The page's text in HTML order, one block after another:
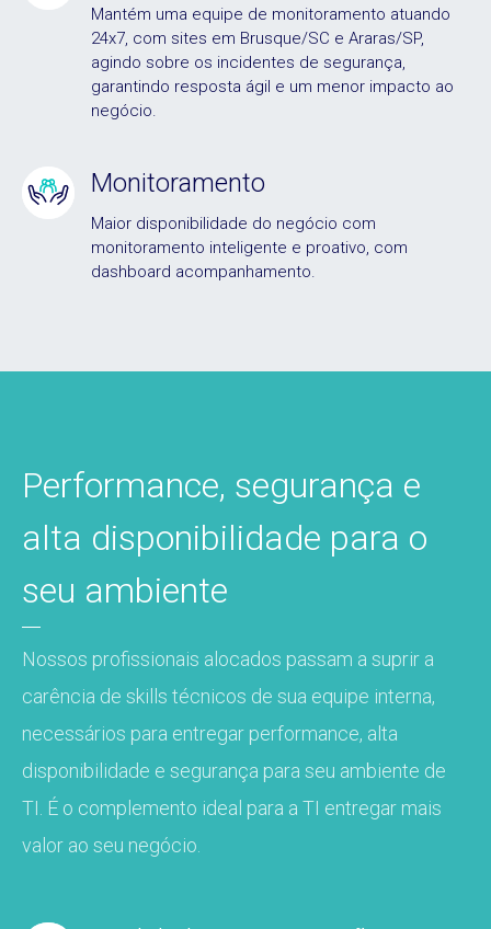
Mantém uma equipe de monitoramento atuando
24x7, com sites em Brusque/SC e Araras/SP,
agindo sobre os incidentes de segurança,
garantindo resposta ágil e um menor impacto ao
negócio.
Monitoramento
Maior disponibilidade do negócio com
monitoramento inteligente e proativo, com
dashboard acompanhamento.
Performance, segurança e
alta disponibilidade para o
seu ambiente
Nossos profissionais alocados passam a suprir a
carência de skills técnicos de sua equipe interna,
necessários para entregar performance, alta
disponibilidade e segurança para seu ambiente de
TI. É o complemento ideal para a TI entregar mais
valor ao seu negócio.